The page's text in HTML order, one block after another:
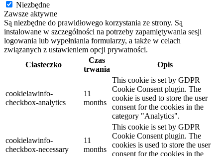
Niezbędne
Zawsze aktywne
Są niezbędne do prawidłowego korzystania ze strony. Są
instalowane w szczególności na potrzeby zapamiętywania sesji
logowania lub wypełniania formularzy, a także w celach
związanych z ustawieniem opcji prywatności.
Ciasteczko
Czas
trwania
Opis
cookielawinfo-
checkbox-analytics
11
months
This cookie is set by GDPR
Cookie Consent plugin. The
cookie is used to store the user
consent for the cookies in the
category "Analytics".
cookielawinfo-
checkbox-necessary
11
months
This cookie is set by GDPR
Cookie Consent plugin. The
cookies is used to store the user
consent for the cookies in the